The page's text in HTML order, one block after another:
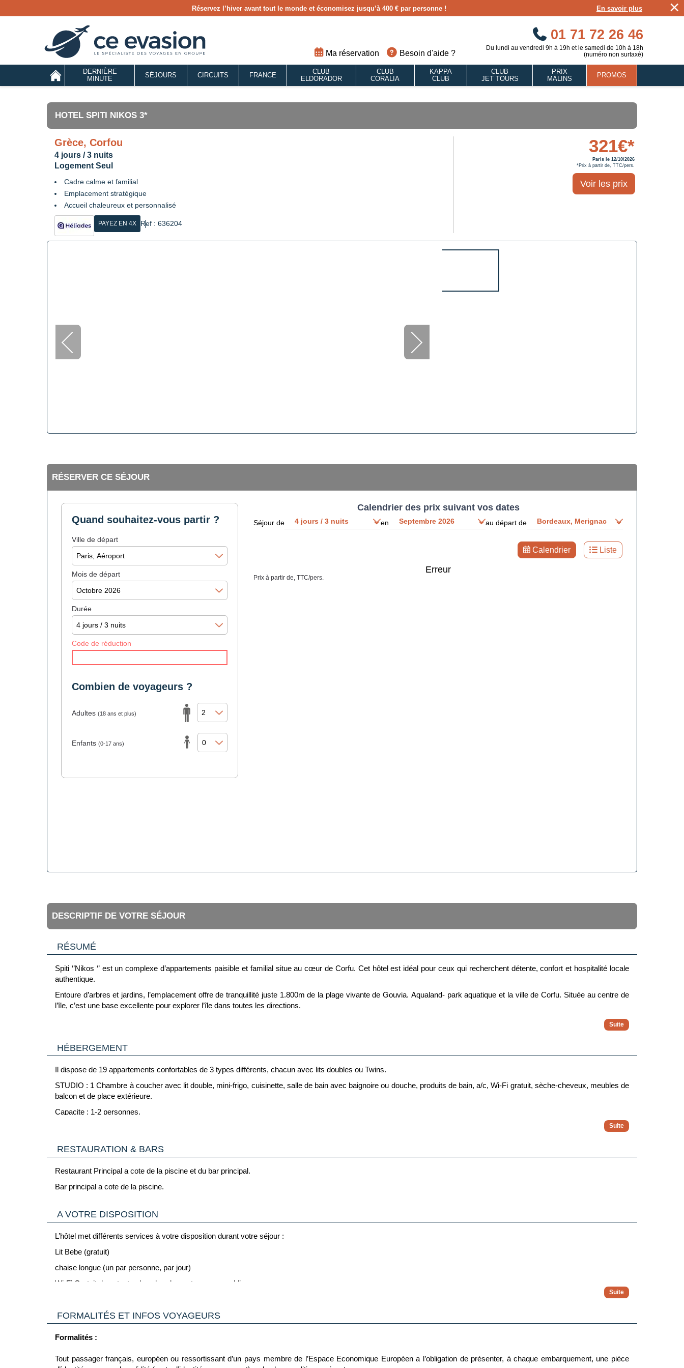
Réservez l’hiver avant tout le monde et économisez jusqu’à 400 € par personne ! En savoir plus ×
Ma réservation Besoin d'aide ?
01 71 72 26 46
Du lundi au vendredi 9h à 19h et le samedi de 10h à 18h
(numéro non surtaxé)
DERNIÈRE
MINUTE
SÉJOURS CIRCUITS FRANCE
CLUB
ELDORADOR
CLUB
CORALIA
KAPPA
CLUB
CLUB
JET TOURS
PRIX
MALINS
PROMOS
HOTEL SPITI NIKOS 3*
Grèce, Corfou
4 jours / 3 nuits
Logement Seul
Cadre calme et familial
Emplacement stratégique
Accueil chaleureux et personnalisé
PAYEZ EN 4X Ref : 636204
321€*
Paris le 12/10/2026
*Prix à partir de, TTC/pers.
Voir les prix
RÉSERVER CE SÉJOUR
Quand souhaitez-vous partir ?
Ville de départ
Mois de départ
Durée
Code de réduction
Combien de voyageurs ?
Adultes (18 ans et plus)
Enfants (0-17 ans)
Calendrier des prix suivant vos dates
Séjour de en au départ de
Calendrier Liste
Erreur
Prix à partir de, TTC/pers.
DESCRIPTIF DE VOTRE SÉJOUR
RÉSUMÉ
Spiti ‘’Nikos ‘’ est un complexe d’appartements paisible et familial situe au cœur de Corfu. Cet hôtel est idéal pour ceux qui recherchent détente, confort et hospitalité locale
authentique.
Entoure d’arbres et jardins, l’emplacement offre de tranquillité juste 1.800m de la plage vivante de Gouvia. Aqualand- park aquatique et la ville de Corfu. Située au centre de
l’île, c’est une base excellente pour explorer l’île dans toutes les directions.
mais attentionne, emplacement et charme naturel le choix parfait pour les voyageurs qui cherchent de s’échapper a Corfu.
HÉBERGEMENT
Il dispose de 19 appartements confortables de 3 types différents, chacun avec lits doubles ou Twins.
STUDIO : 1 Chambre à coucher avec lit double, mini-frigo, cuisinette, salle de bain avec baignoire ou douche, produits de bain, a/c, Wi-Fi gratuit, sèche-cheveux, meubles de
balcon et de place extérieure.
Capacite : 1-2 personnes.
APARTEMENT/1Chambre : 1 chambre a couché plus un sofa qui est transformé en lits Twins, mini-frigo, cuisinette Salle De Bain ou Douche, Baignoire, a/c, Wi-Fi gratuit,
Capacite 2-4 personnes.
APARTEMENT /2 Chambres :1 chambre avec lit double and deuxième chambre avec lits Twins, mini-frigo, cuisinette Salle De Bain ou Douche, Baignoire, a/c, Wi-Fi gratuit
RESTAURATION & BARS
Restaurant Principal a cote de la piscine et du bar principal.
Bar principal a cote de la piscine.
A VOTRE DISPOSITION
L’hôtel met différents services à votre disposition durant votre séjour :
Lit Bebe (gratuit)
chaise longue (un par personne, par jour)
Wi-Fi Gratuit dans toutes les chambres et espaces publiques
FORMALITÉS ET INFOS VOYAGEURS
Formalités :
Tout passager français, européen ou ressortissant d’un pays membre de l’Espace Economique Européen a l’obligation de présenter, à chaque embarquement, une pièce